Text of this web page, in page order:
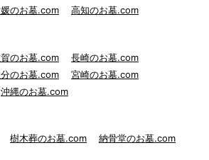
のお墓.com 高知のお墓.com
のお墓.com
長崎のお墓.com
のお墓.com
宮崎のお墓.com
沖縄のお墓.com
樹木葬のお墓.com 納骨堂のお墓.com